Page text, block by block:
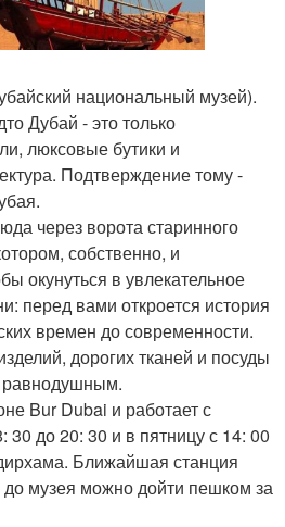
национальный музей).
Дубай - это только
люксовые бутики и
Подтверждение тому -
через ворота старинного
собственно, и
окунуться в увлекательное
перед вами откроется история
времен до современности.
дорогих тканей и посуды
равнодушным.
Bur Dubai и работает с
30 до 20: 30 и в пятницу с 14: 00
Ближайшая станция
до музея можно дойти пешком за